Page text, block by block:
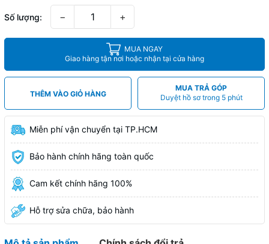
Số lượng: − +
MUA NGAY
Giao hàng tận nơi hoặc nhận tại cửa hàng
THÊM VÀO GIỎ HÀNG
MUA TRẢ GÓP
Duyệt hồ sơ trong 5 phút
Miễn phí vận chuyển tại TP.HCM
Bảo hành chính hãng toàn quốc
Cam kết chính hãng 100%
Hỗ trợ sửa chữa, bảo hành